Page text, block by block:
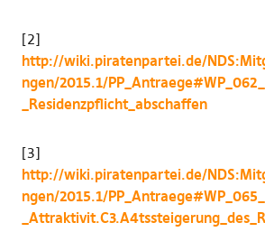
[2]
http://wiki.piratenpartei.de/
ngen/2015.1/
_Residenzpflicht_abschaffen
[3]
http://wiki.piratenpartei.de/
ngen/2015.1/